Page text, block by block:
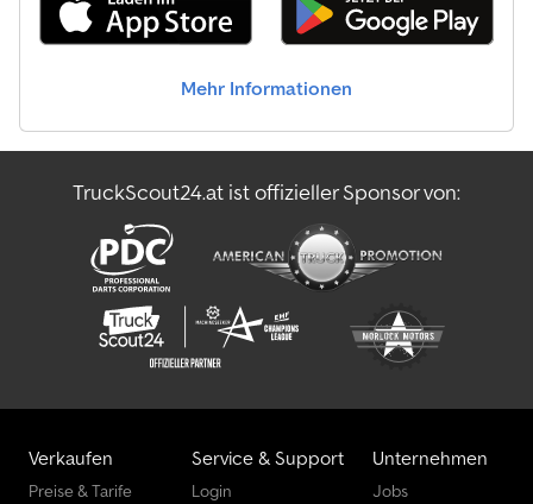
Mehr Informationen
TruckScout24.at ist offizieller Sponsor von:
Verkaufen
Preise & Tarife
Service & Support
Login
Unternehmen
Jobs